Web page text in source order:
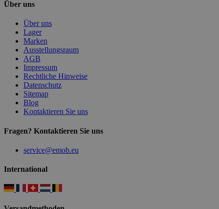
Über uns
Über uns
Lager
Marken
Ausstellungsraum
AGB
Impressum
Rechtliche Hinweise
Datenschutz
Sitemap
Blog
Kontaktieren Sie uns
Fragen? Kontaktieren Sie uns
service@emob.eu
International